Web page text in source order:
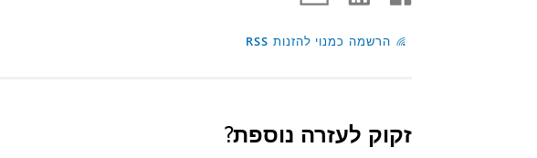
הרשמה כמנוי להזנות RSS
זקוק לעזרה נוספת?